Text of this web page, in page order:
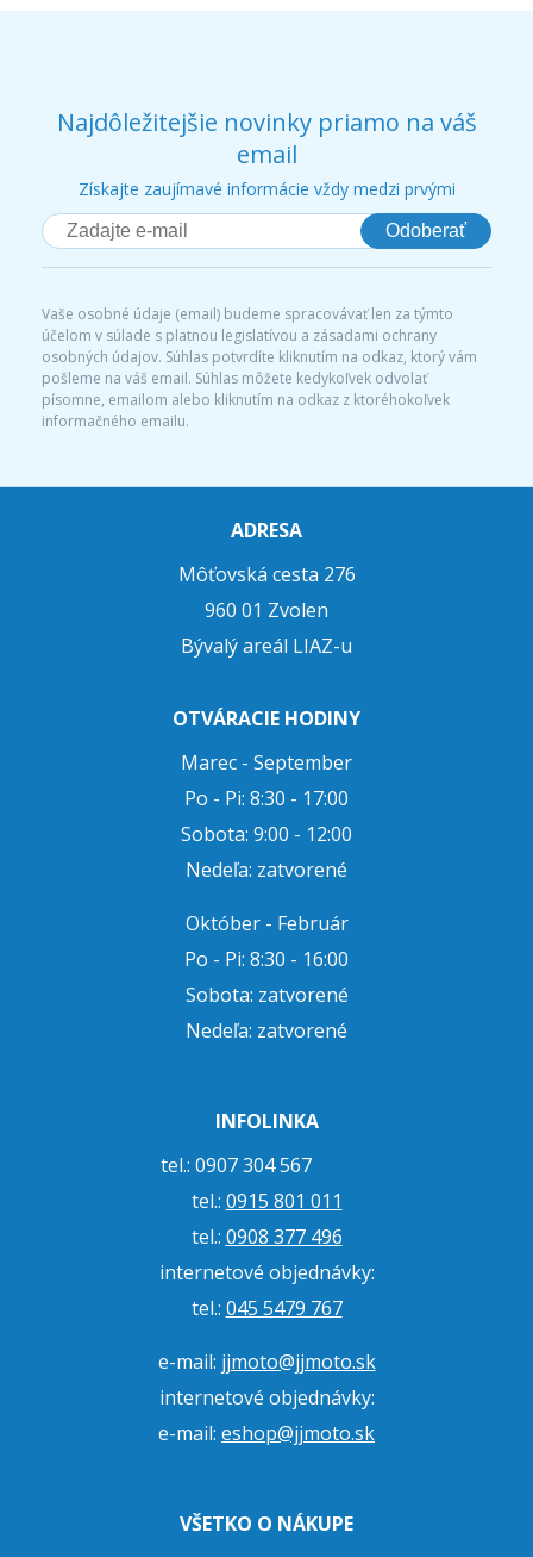
Najdôležitejšie novinky priamo na váš
email
Získajte zaujímavé informácie vždy medzi prvými
Odoberať
Vaše osobné údaje (email) budeme spracovávať len za týmto
účelom v súlade s platnou legislatívou a zásadami ochrany
osobných údajov. Súhlas potvrdíte kliknutím na odkaz, ktorý vám
pošleme na váš email. Súhlas môžete kedykoľvek odvolať
písomne, emailom alebo kliknutím na odkaz z ktoréhokoľvek
informačného emailu.
ADRESA
Môťovská cesta 276
960 01 Zvolen
Bývalý areál LIAZ-u
OTVÁRACIE HODINY
Marec - September
Po - Pi: 8:30 - 17:00
Sobota: 9:00 - 12:00
Nedeľa: zatvorené
Október - Február
Po - Pi: 8:30 - 16:00
Sobota: zatvorené
Nedeľa: zatvorené
INFOLINKA
tel.: 0907 304 567
tel.: 0915 801 011
tel.: 0908 377 496
internetové objednávky:
tel.: 045 5479 767
e-mail: jjmoto@jjmoto.sk
internetové objednávky:
e-mail: eshop@jjmoto.sk
VŠETKO O NÁKUPE